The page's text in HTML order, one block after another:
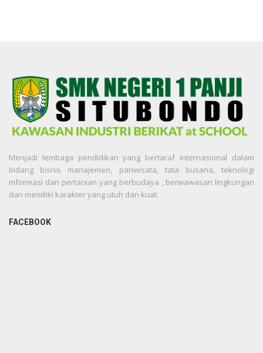
Menjadi lembaga pendidikan yang bertaraf internasional dalam
bidang bisnis manajemen, pariwisata, tata busana, teknologi
informasi dan pertanian yang berbudaya , berwawasan lingkungan
dan memiliki karakter yang utuh dan kuat.
FACEBOOK